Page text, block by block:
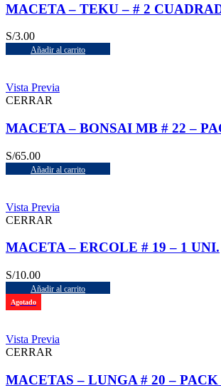
MACETA – TEKU – # 2
S/3.00
Añadir al carrito
Vista Previa
CERRAR
MACETA – BONSAI MB # 22 –
S/65.00
Añadir al carrito
Vista Previa
CERRAR
MACETA – ERCOLE # 19 – 1 UNI.
S/10.00
Añadir al carrito
Agotado
Vista Previa
CERRAR
MACETAS – LUNGA # 20 –